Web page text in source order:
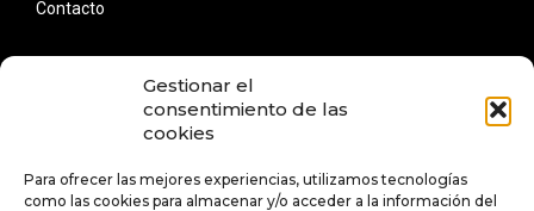
Gestionar el
consentimiento de las
cookies
Para ofrecer las mejores experiencias, utilizamos tecnologías
como las cookies para almacenar y/o acceder a la información del
Contacto
Regístrate para recibir las mejores ofertas y las noticias más
interesantes y detalles sobre eventos,
Nombre *